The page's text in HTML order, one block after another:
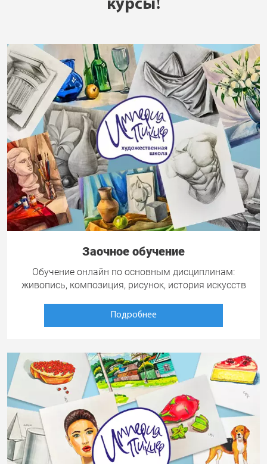
курсы!
Заочное обучение
Обучение онлайн по основным дисциплинам:
живопись, композиция, рисунок, история искусств
Подробнее